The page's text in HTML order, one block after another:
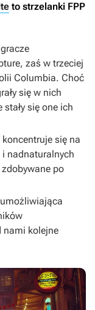
to strzelanki FPP
zaś w trzeciej
Columbia. Choć
się w nich
się one ich
się na
nadnaturalnych
po
nami kolejne